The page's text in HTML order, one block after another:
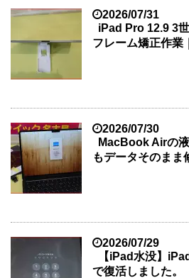
2026/07/31
iPad Pro 12.9 3
フレーム矯正作業
2026/07/30
MacBook Airの
もデータそのまま
2026/07/29
【iPad水没】
で復活しました。